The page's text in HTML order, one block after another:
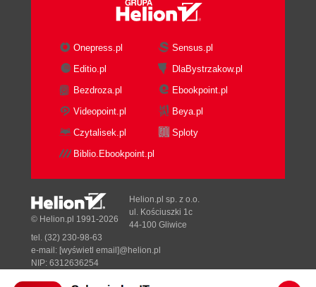
Onepress.pl
Sensus.pl
Editio.pl
DlaBystrzakow.pl
Bezdroza.pl
Ebookpoint.pl
Videopoint.pl
Beya.pl
Czytalisek.pl
Sploty
Biblio.Ebookpoint.pl
© Helion.pl 1991-2026
Helion.pl sp. z o.o.
ul. Kościuszki 1c
44-100 Gliwice
tel. (32) 230-98-63
e-mail: [wyświetl email]@helion.pl
NIP: 6312636254